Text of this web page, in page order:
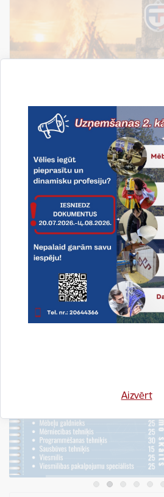
Aizvērt
Līgo svētki - tas ir laiks, kad
un novērtējam to, kas patiesi
draudzība un piederība savai
19.06.2026.
Visi jaunumi